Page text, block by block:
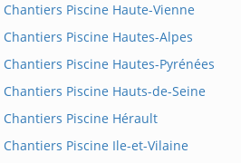
Chantiers Piscine Haute-Vienne
Chantiers Piscine Hautes-Alpes
Chantiers Piscine Hautes-Pyrénées
Chantiers Piscine Hauts-de-Seine
Chantiers Piscine Hérault
Chantiers Piscine Ile-et-Vilaine